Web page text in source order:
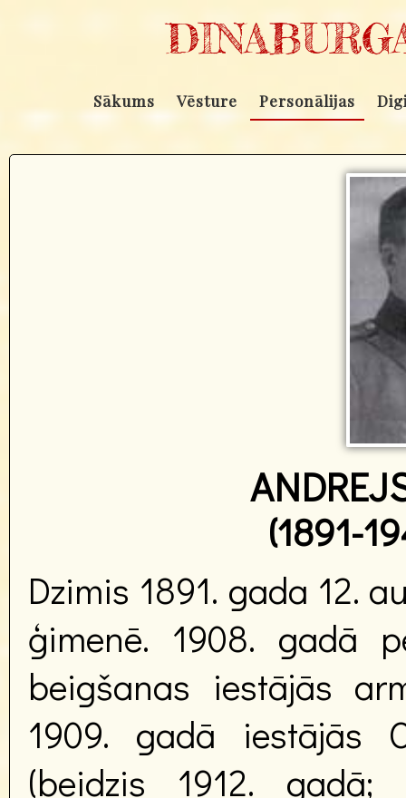
Sākums Vēsture Personālijas
(1891-
Dzimis 1891. gada 12.
ģimenē. 1908. gadā
beigšanas iestājās
1909. gadā iestājās
(beidzis 1912. gadā;